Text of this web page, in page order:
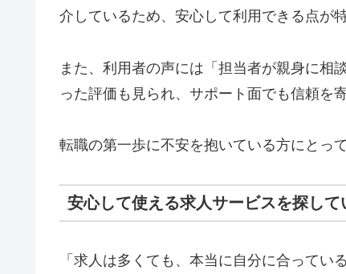
介しているため、安心して利用できる点が特
また、利用者の声には「担当者が親身に相
った評価も見られ、サポート面でも信頼を
転職の第一歩に不安を抱いている方にとっ
安心して使える求人サービスを探し
「求人は多くても、本当に自分に合って